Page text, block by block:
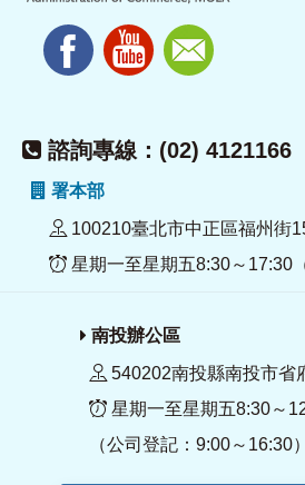
諮詢專線：(02) 4121166
署本部
100210臺北市中正區福州街
星期一至星期五8:30～17:30
南投辦公區
540202南投縣南投市省
星期一至星期五8:30～
（公司登記：9:00～16:30